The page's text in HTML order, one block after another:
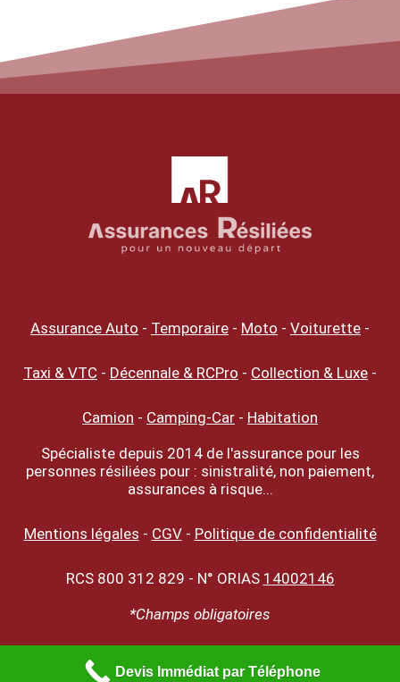
Assurance Auto - Temporaire - Moto - Voiturette -
Taxi & VTC - Décennale & RCPro - Collection & Luxe -
Camion - Camping-Car - Habitation
Spécialiste depuis 2014 de l'assurance pour les
personnes résiliées pour : sinistralité, non paiement,
assurances à risque...
Mentions légales - CGV- Politique de confidentialité
RCS 800 312 829 - N° ORIAS 14002146
*Champs obligatoires
Devis Immédiat par Téléphone